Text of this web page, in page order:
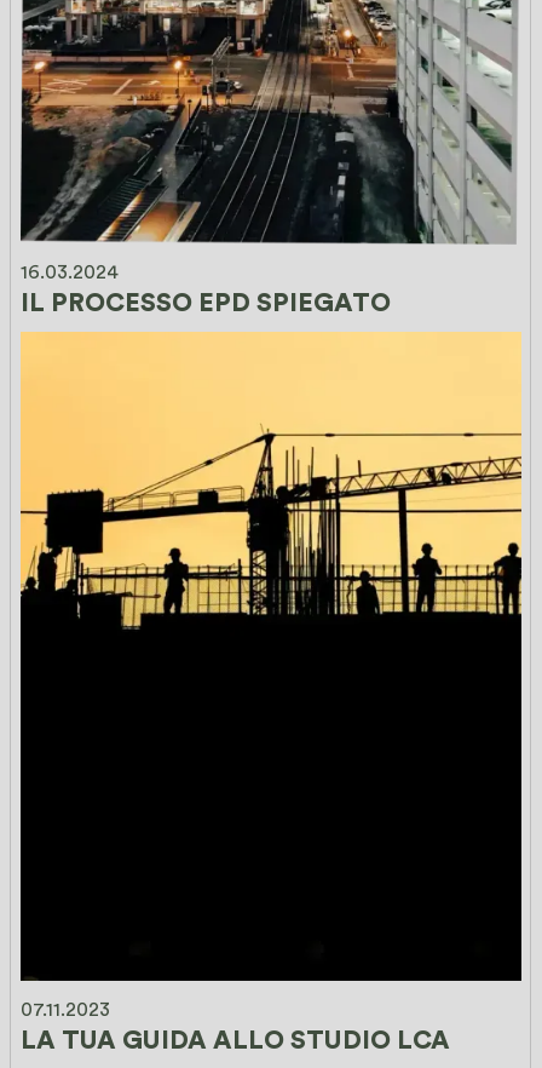
16.03.2024
IL PROCESSO EPD SPIEGATO
07.11.2023
LA TUA GUIDA ALLO STUDIO LCA